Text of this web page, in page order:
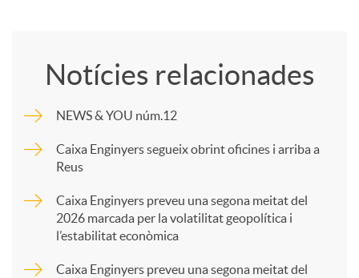
p
a
Notícies relacionades
NEWS & YOU núm.12
Caixa Enginyers segueix obrint oficines i arriba a
Reus
Caixa Enginyers preveu una segona meitat del
2026 marcada per la volatilitat geopolítica i
l’estabilitat econòmica
Caixa Enginyers preveu una segona meitat del